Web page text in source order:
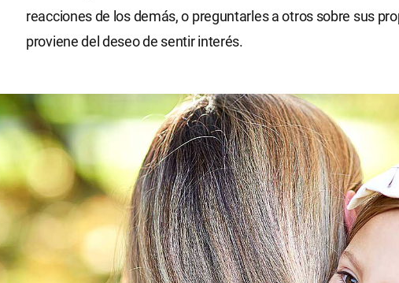
reacciones de los demás, o preguntarles a otros sobre sus
proviene del deseo de sentir interés.